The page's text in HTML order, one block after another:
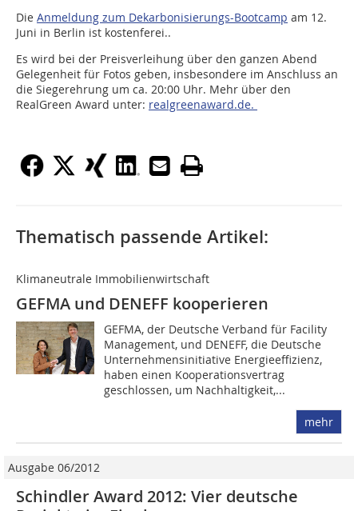
Die Anmeldung zum Dekarbonisierungs-Bootcamp am 12.
Juni in Berlin ist kostenferei..
Es wird bei der Preisverleihung über den ganzen Abend
Gelegenheit für Fotos geben, insbesondere im Anschluss an
die Siegerehrung um ca. 20:00 Uhr. Mehr über den
RealGreen Award unter: realgreenaward.de.
Thematisch passende Artikel:
Klimaneutrale Immobilienwirtschaft
GEFMA und DENEFF kooperieren
GEFMA, der Deutsche Verband für Facility
Management, und DENEFF, die Deutsche
Unternehmensinitiative Energieeffizienz,
haben einen Kooperationsvertrag
geschlossen, um Nachhaltigkeit,...
mehr
Ausgabe 06/2012
Schindler Award 2012: Vier deutsche